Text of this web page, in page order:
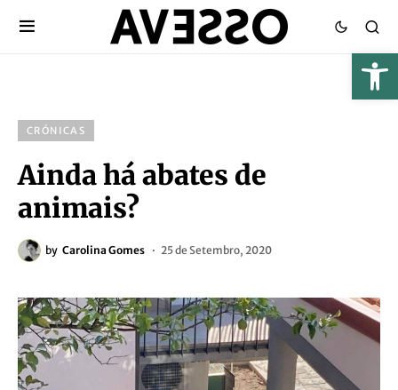
CRÓNICAS
Ainda há abates de
animais?
by Carolina Gomes 25 de Setembro, 2020